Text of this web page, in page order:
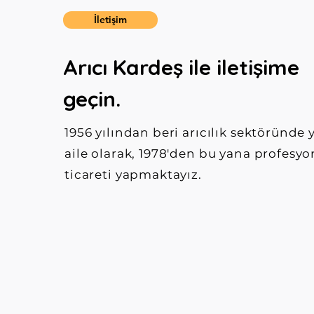
İletişim
Arıcı Kardeş ile iletişime
geçin.
1956 yılından beri arıcılık
aile olarak, 1978'den bu yana
ticareti yapmaktayız.